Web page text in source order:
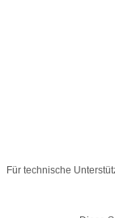
Für technische